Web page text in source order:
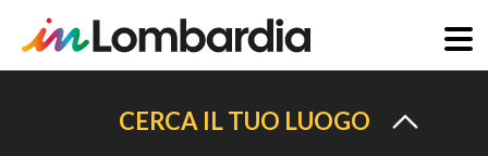
CERCA IL TUO LUOGO